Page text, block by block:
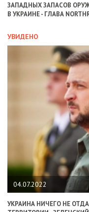
ЗАПАДНЫХ ЗАПАСОВ
В УКРАИНЕ - ГЛАВА
УВИДЕНО
04.07.2022
УКРАИНА НИЧЕГО НЕ